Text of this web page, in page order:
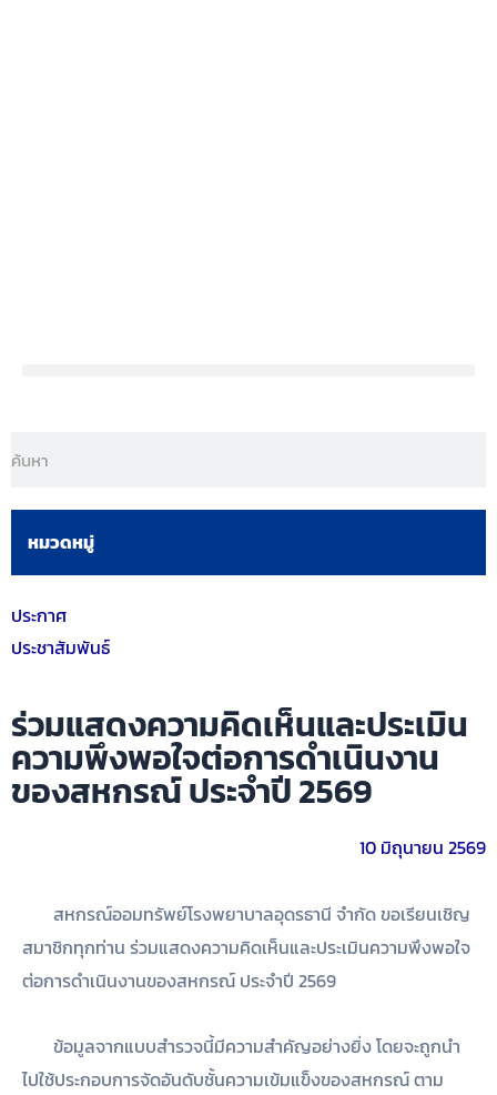
หมวดหมู่
ประกาศ
ประชาสัมพันธ์
ร่วมแสดงความคิดเห็นและประเมิน
ความพึงพอใจต่อการดำเนินงาน
ของสหกรณ์ ประจำปี 2569
10 มิถุนายน 2569
สหกรณ์ออมทรัพย์โรงพยาบาลอุดรธานี จำกัด ขอเรียนเชิญ
สมาชิกทุกท่าน ร่วมแสดงความคิดเห็นและประเมินความพึงพอใจ
ต่อการดำเนินงานของสหกรณ์ ประจำปี 2569
ข้อมูลจากแบบสำรวจนี้มีความสำคัญอย่างยิ่ง โดยจะถูกนำ
ไปใช้ประกอบการจัดอันดับชั้นความเข้มแข็งของสหกรณ์ ตาม